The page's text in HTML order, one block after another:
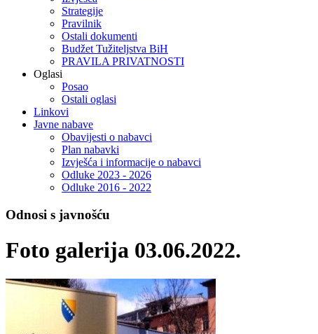
Strategije
Pravilnik
Ostali dokumenti
Budžet Tužiteljstva BiH
PRAVILA PRIVATNOSTI
Oglasi
Posao
Ostali oglasi
Linkovi
Javne nabave
Obavijesti o nabavci
Plan nabavki
Izvješća i informacije o nabavci
Odluke 2023 - 2026
Odluke 2016 - 2022
Odnosi s javnošću
Foto galerija 03.06.2022.